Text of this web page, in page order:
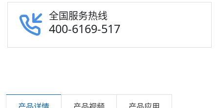
全国服务热线
400-6169-517